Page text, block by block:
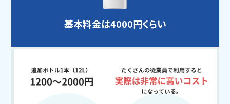
基本料金は4000円くらい